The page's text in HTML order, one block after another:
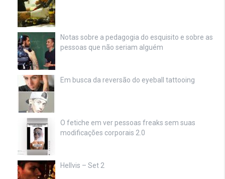
Notas sobre a pedagogia do esquisito e sobre as
pessoas que não seriam alguém
Em busca da reversão do eyeball tattooing
O fetiche em ver pessoas freaks sem suas
modificações corporais 2.0
Hellvis – Set 2